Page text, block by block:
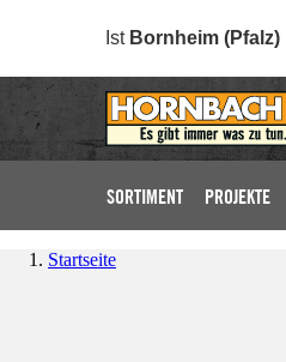
Ist Bornheim (Pfalz)
SORTIMENT PROJEKTE
Startseite